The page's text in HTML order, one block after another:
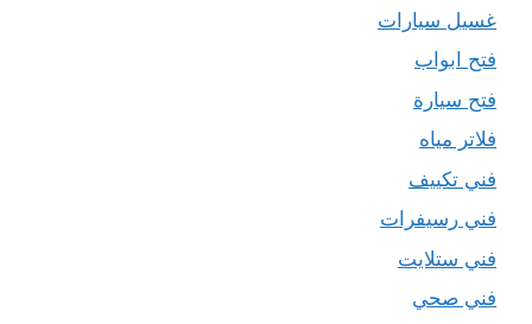
غسيل سيارات
فتح ابواب
فتح سيارة
فلاتر مياه
فني تكييف
فني رسيفرات
فني ستلايت
فني صحي